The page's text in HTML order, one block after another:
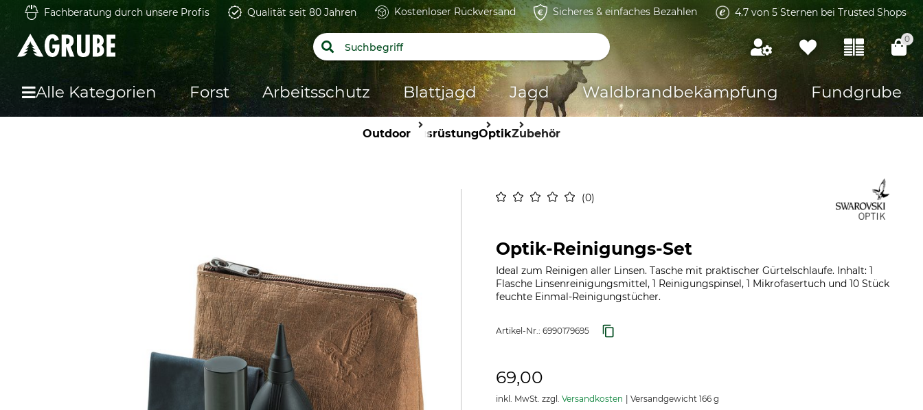
Fachberatung durch unsere Profis Qualität seit 80 Jahren Kostenloser Rückversand Sicheres & einfaches Bezahlen 4.7 von 5 Sternen bei Trusted Shops
0
Alle Kategorien Forst Arbeitsschutz Blattjagd Jagd Waldbrandbekämpfung Fundgrube
Outdoor AusrüstungOptikZubehör
0
Optik-Reinigungs-Set
Ideal zum Reinigen aller Linsen. Tasche mit praktischer Gürtelschlaufe. Inhalt: 1
Flasche Linsenreinigungsmittel, 1 Reinigungspinsel, 1 Mikrofasertuch und 10 Stück
feuchte Einmal-Reinigungstücher.
Artikel-Nr.: 6990179695
69,00
inkl. MwSt. zzgl. Versandkosten Versandgewicht 166 g